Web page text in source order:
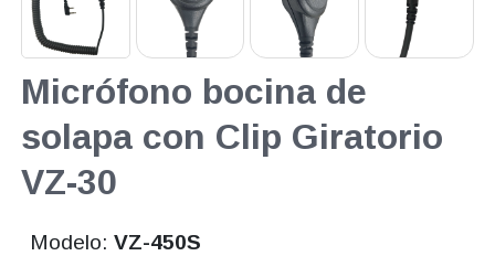
Micrófono bocina de
solapa con Clip Giratorio
VZ-30
Modelo:VZ-450S